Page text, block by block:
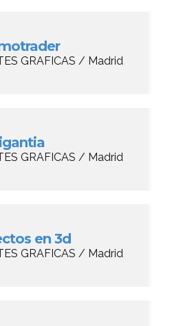
GRAFICAS / Madrid
GRAFICAS / Madrid
en 3d
GRAFICAS / Madrid